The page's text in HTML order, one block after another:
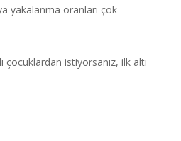
yakalanma oranları çok
çocuklardan istiyorsanız, ilk altı